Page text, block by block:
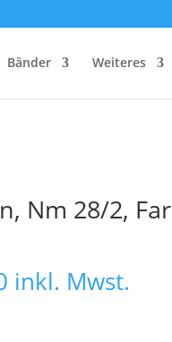
Bänder Weiteres
Nm 28/2,
Preisspanne:
€ 32,50
inkl. Mwst.